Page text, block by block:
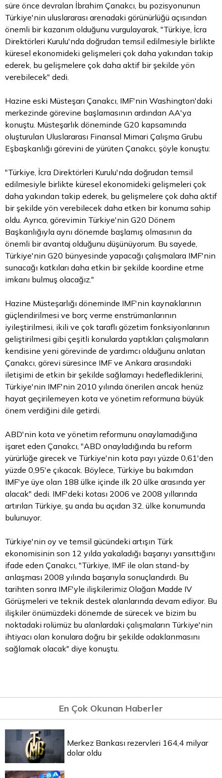
süre önce devralan İbrahim Çanakcı, bu pozisyonunun
Türkiye'nin uluslararası arenadaki görünürlüğü açısından
önemli bir kazanım olduğunu vurgulayarak, "Türkiye, İcra
Direktörleri Kurulu'nda doğrudan temsil edilmesiyle birlikte
küresel ekonomideki gelişmeleri çok daha yakından takip
ederek, bu gelişmelere çok daha aktif bir şekilde yön
verebilecek" dedi.
Hazine eski Müsteşarı Çanakcı, IMF'nin Washington'daki
merkezinde görevine başlamasının ardından AA'ya
konuştu. Müsteşarlık döneminde G20 kapsamında
oluşturulan Uluslararası Finansal Mimari Çalışma Grubu
Eşbaşkanlığı görevini de yürüten Çanakcı, şöyle konuştu:
"Türkiye, İcra Direktörleri Kurulu'nda doğrudan temsil
edilmesiyle birlikte küresel ekonomideki gelişmeleri çok
daha yakından takip ederek, bu gelişmelere çok daha aktif
bir şekilde yön verebilecek daha etken bir konuma sahip
oldu. Ayrıca, görevimin Türkiye'nin G20 Dönem
Başkanlığıyla aynı dönemde başlamış olmasının da
önemli bir avantaj olduğunu düşünüyorum. Bu sayede,
Türkiye'nin G20 bünyesinde yapacağı çalışmalara IMF'nin
sunacağı katkıları daha etkin bir şekilde koordine etme
imkanı bulmuş olacağız."
Hazine Müsteşarlığı döneminde IMF'nin kaynaklarının
güçlendirilmesi ve borç verme enstrümanlarının
iyileştirilmesi, ikili ve çok taraflı gözetim fonksiyonlarının
geliştirilmesi gibi çeşitli konularda yaptıkları çalışmaların
kendisine yeni görevinde de yardımcı olduğunu anlatan
Çanakcı, görevi süresince IMF ve Ankara arasındaki
iletişimi de etkin bir şekilde sağlamayı hedeflediklerini,
Türkiye'nin IMF'nin 2010 yılında önerilen ancak henüz
hayat geçirilemeyen kota ve yönetim reformuna büyük
önem verdiğini dile getirdi.
ABD'nin kota ve yönetim reformunu onaylamadığına
işaret eden Çanakcı, "ABD onayladığında bu reform
yürürlüğe girecek ve Türkiye'nin kota payı yüzde 0,61'den
yüzde 0,95'e çıkacak. Böylece, Türkiye bu bakımdan
IMF'ye üye olan 188 ülke içinde ilk 20 ülke arasında yer
alacak" dedi. IMF'deki kotası 2006 ve 2008 yıllarında
artırılan Türkiye, şu anda bu açıdan 32. ülke konumunda
bulunuyor.
Türkiye'nin oy ve temsil gücündeki artışın Türk
ekonomisinin son 12 yılda yakaladığı başarıyı yansıttığını
ifade eden Çanakcı, "Türkiye, IMF ile olan stand-by
anlaşması 2008 yılında başarıyla sonuçlandırdı. Bu
tarihten sonra IMF'yle ilişkilerimiz Olağan Madde IV
Görüşmeleri ve teknik destek alanlarında devam ediyor. Bu
ilişkiler önümüzdeki dönemde de sürecek ve bizim bu
noktadaki rolümüz bu alanlardaki çalışmaların Türkiye'nin
ihtiyacı olan konulara doğru bir şekilde odaklanmasını
sağlamak olacak" diye konuştu.
En Çok Okunan Haberler
Merkez Bankası rezervleri 164,4 milyar
dolar oldu